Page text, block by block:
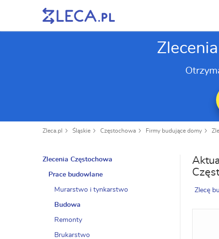
Zleca.pl Śląskie Częstochowa Firmy budujące domy
Zlecę
Zlecenia Częstochowa
Prace budowlane
Murarstwo i tynkarstwo
Budowa
Remonty
Brukarstwo